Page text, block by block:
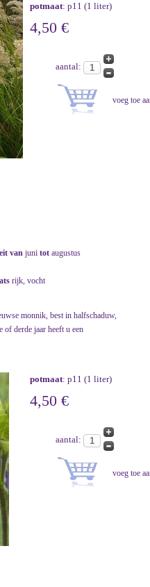
potmaat: p11 (1 liter)
4,50 €
aantal:
van juni tot augustus
rijk, vocht
monnik, best in halfschaduw,
of derde jaar heeft u een
potmaat: p11 (1 liter)
4,50 €
aantal: